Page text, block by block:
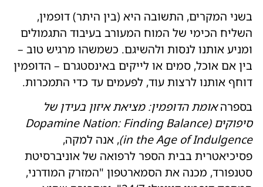
בשני המקרים, התשובה היא (בין היתר) דופמין,
השליח הכימי של המוח המעורב בעיבוד התגמולים
ומניע אותנו לנסות ולהשיגם. כשמשהו מרגיש טוב –
בין אם אוכל, סמים או לייקים באינסטגרם – הדופמין
דוחף אותנו לרצות עוד, לפעמים עד כדי התמכרות.
בספרהאומת הדופמין: מציאת איזון בעידן של
סיפוקים (
Dopamine Nation: Finding Balance
(in the Age of Indulgence, אנה למקה,
פסיכיאטרית בבית הספר לרפואה של אוניברסיטת
סטנפורד, מכנה את הסמארטפון "המזרק המודרני,